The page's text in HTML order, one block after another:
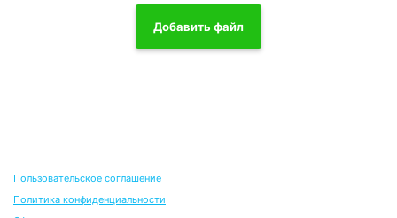
Добавить файл
Пользовательское соглашение
Политика конфиденциальности